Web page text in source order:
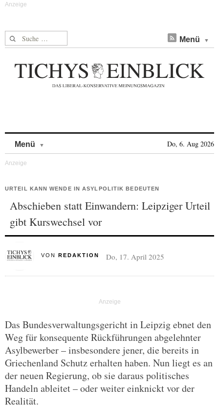
Suche nach: Menü
Menü Do, 6. Aug 2026
URTEIL KANN WENDE IN ASYLPOLITIK BEDEUTEN
Abschieben statt Einwandern: Leipziger Urteil
gibt Kurswechsel vor
VON REDAKTION Do, 17. April 2025
Das Bundesverwaltungsgericht in Leipzig ebnet den
Weg für konsequente Rückführungen abgelehnter
Asylbewerber – insbesondere jener, die bereits in
Griechenland Schutz erhalten haben. Nun liegt es an
der neuen Regierung, ob sie daraus politisches
Handeln ableitet – oder weiter einknickt vor der
Realität.